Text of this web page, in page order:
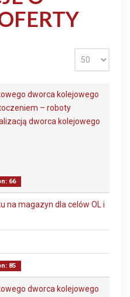
dworca kolejowego
– roboty
dworca kolejowego
66
na magazyn dla celów OL i
85
dworca kolejowego